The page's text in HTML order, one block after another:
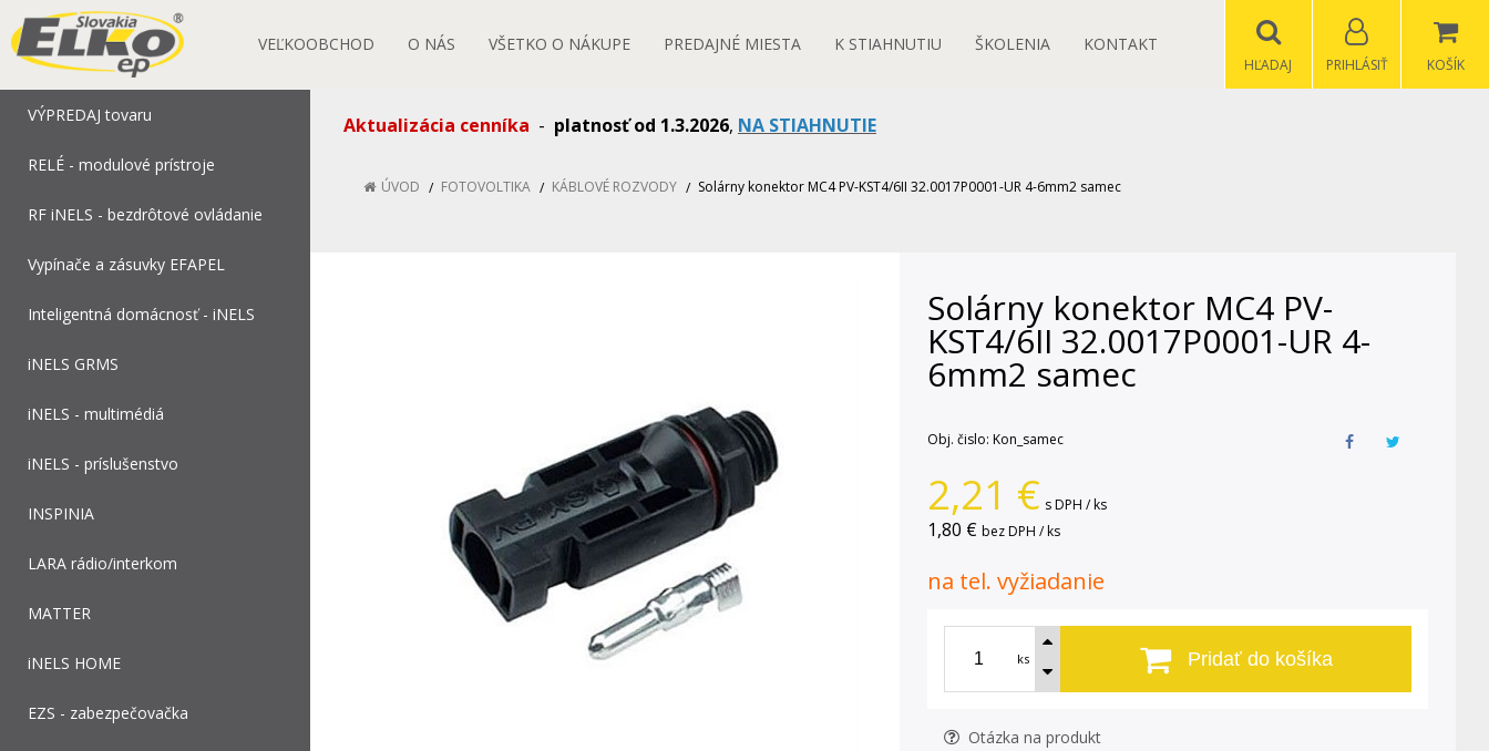
VEĽKOOBCHOD O NÁS VŠETKO O NÁKUPE PREDAJNÉ MIESTA K STIAHNUTIU ŠKOLENIA KONTAKT
KOŠÍK
PRIHLÁSIŤ
HĽADAJ
VÝPREDAJ tovaru
RELÉ - modulové prístroje
RF iNELS - bezdrôtové ovládanie
Vypínače a zásuvky EFAPEL
Inteligentná domácnosť - iNELS
iNELS GRMS
iNELS - multimédiá
iNELS - príslušenstvo
INSPINIA
LARA rádio/interkom
MATTER
iNELS HOME
EZS - zabezpečovačka
Aktualizácia cenníka - platnosť od 1.3.2026, NA STIAHNUTIE
ÚVOD FOTOVOLTIKA KÁBLOVÉ ROZVODY Solárny konektor MC4 PV-KST4/6II 32.0017P0001-UR 4-6mm2 samec
Solárny konektor MC4 PV-
KST4/6II 32.0017P0001-UR 4-
6mm2 samec
Obj. čislo: Kon_samec
2,21 € s DPH / ks
1,80 € bez DPH / ks
na tel. vyžiadanie
ks Pridať do košíka
Otázka na produkt